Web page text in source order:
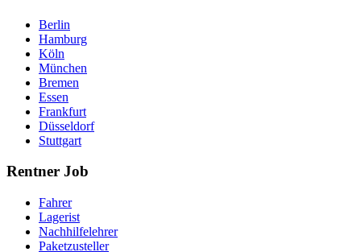
Berlin
Hamburg
Köln
München
Bremen
Essen
Frankfurt
Düsseldorf
Stuttgart
Rentner Job
Fahrer
Lagerist
Nachhilfelehrer
Paketzusteller